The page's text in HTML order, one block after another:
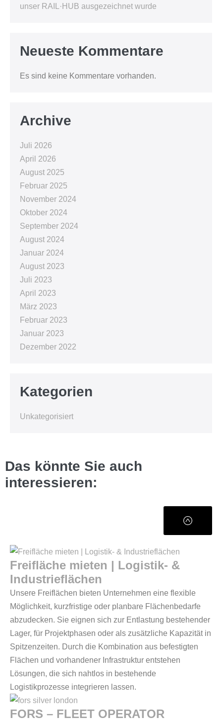
unser RAIL·HUB ausgezeichnet wurde
Neueste Kommentare
Es sind keine Kommentare vorhanden.
Archive
Juli 2026
April 2026
August 2025
Februar 2025
November 2024
Oktober 2024
September 2024
August 2024
Januar 2024
August 2023
Juli 2023
April 2023
März 2023
Februar 2023
Januar 2023
Dezember 2022
Kategorien
Unkategorisiert
Das könnte Sie auch
interessieren:
Freifläche mieten | Logistik- &
Industrieflächen
Unsere Freiflächen bieten Unternehmen eine flexible
Möglichkeit, kurzfristige oder planbare Flächenbedarfe
abzudecken. Sie eignen sich zur Entlastung bestehender
Lager, für Projektphasen oder als zusätzliche Kapazität in
Spitzenzeiten. Durch die Kombination aus befestigten
Flächen und vorhandener Infrastruktur entstehen
Lösungen, die sich nahtlos in bestehende
Logistikprozesse integrieren lassen.
FORS – FLEET OPERATOR